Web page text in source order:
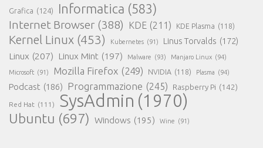
Grafica (124) Informatica (583)
Internet Browser (388) KDE (211) KDE Plasma (118)
Kernel Linux (453) Kubernetes (91) Linus Torvalds (172)
Linux (207) Linux Mint (197) Malware (93) Manjaro Linux (94)
Microsoft (91) Mozilla Firefox (249) NVIDIA (118) Plasma (94)
Podcast (186) Programmazione (245) Raspberry Pi (142)
Red Hat (111) SysAdmin (1970)
Ubuntu (697) Windows (195) Wine (91)